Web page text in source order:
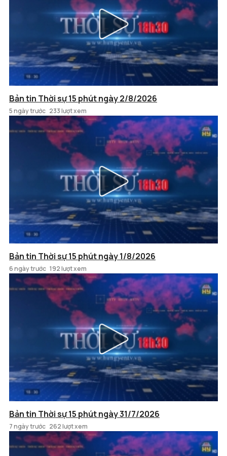
Bản tin Thời sự 15 phút ngày 2/8/2026
5 ngày trước 233 lượt xem
Bản tin Thời sự 15 phút ngày 1/8/2026
6 ngày trước 192 lượt xem
Bản tin Thời sự 15 phút ngày 31/7/2026
7 ngày trước 262 lượt xem